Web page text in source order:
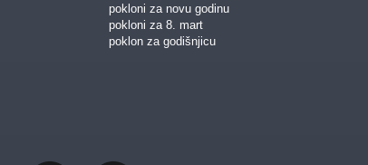
pokloni za novu godinu
pokloni za 8. mart
poklon za godišnjicu